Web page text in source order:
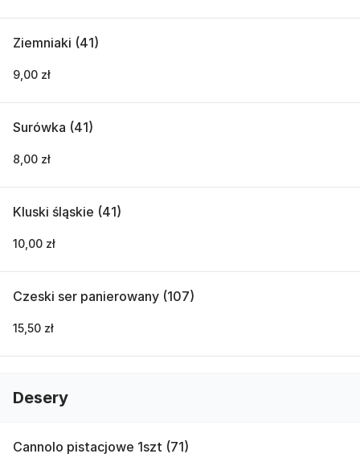
Ziemniaki (41)
9,00 zł
Surówka (41)
8,00 zł
Kluski śląskie (41)
10,00 zł
Czeski ser panierowany (107)
15,50 zł
Desery
Cannolo pistacjowe 1szt (71)